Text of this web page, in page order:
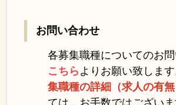
お問い合わせ
各募集職種についてのお問
こちら よりお願い致します
集職種の詳細（求人の有無
ては、お手数ではござい